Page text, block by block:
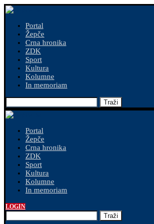
Portal
Žepče
Crna hronika
ZDK
Sport
Kultura
Kolumne
In memoriam
Traži
Portal
Žepče
Crna hronika
ZDK
Sport
Kultura
Kolumne
In memoriam
LOGIN
Traži